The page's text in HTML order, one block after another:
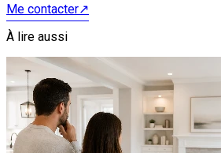
Me contacter↗
À lire aussi